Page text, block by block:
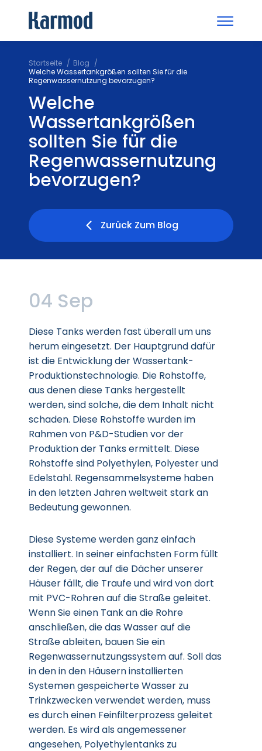
Startseite
Blog
Welche Wassertankgrößen sollten Sie für die
Regenwassernutzung bevorzugen?
Welche
Wassertankgrößen
sollten Sie für die
Regenwassernutzung
bevorzugen?
Zurück Zum Blog
04 Sep
Diese Tanks werden fast überall um uns
herum eingesetzt. Der Hauptgrund dafür
ist die Entwicklung der Wassertank-
Produktionstechnologie. Die Rohstoffe,
aus denen diese Tanks hergestellt
werden, sind solche, die dem Inhalt nicht
schaden. Diese Rohstoffe wurden im
Rahmen von P&D-Studien vor der
Produktion der Tanks ermittelt. Diese
Rohstoffe sind Polyethylen, Polyester und
Edelstahl. Regensammelsysteme haben
in den letzten Jahren weltweit stark an
Bedeutung gewonnen.
Diese Systeme werden ganz einfach
installiert. In seiner einfachsten Form füllt
der Regen, der auf die Dächer unserer
Häuser fällt, die Traufe und wird von dort
mit PVC-Rohren auf die Straße geleitet.
Wenn Sie einen Tank an die Rohre
anschließen, die das Wasser auf die
Straße ableiten, bauen Sie ein
Regenwassernutzungssystem auf. Soll das
in den in den Häusern installierten
Systemen gespeicherte Wasser zu
Trinkzwecken verwendet werden, muss
es durch einen Feinfilterprozess geleitet
werden. Es wird als angemessener
angesehen, Polyethylentanks zu